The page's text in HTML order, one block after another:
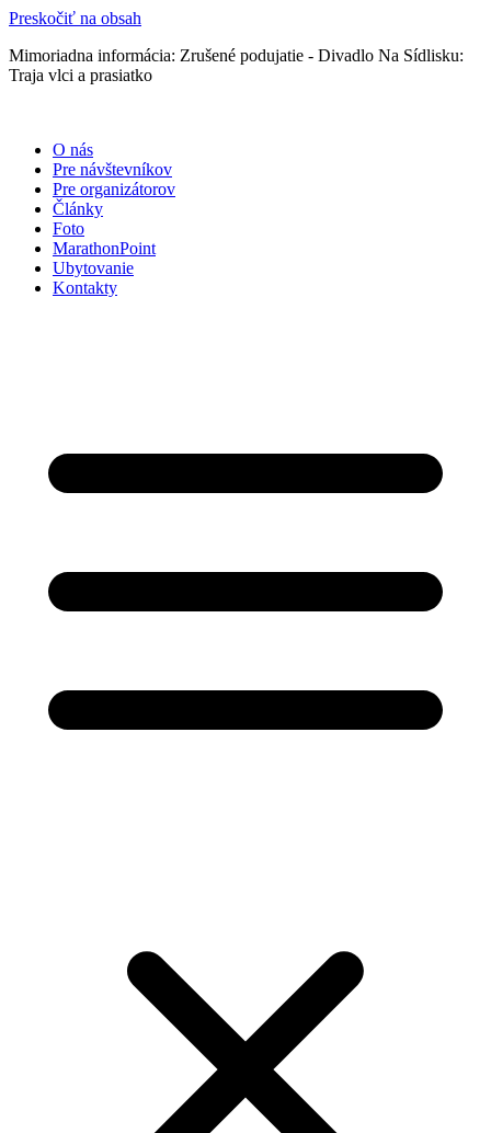
Preskočiť na obsah
Mimoriadna informácia: Zrušené podujatie - Divadlo Na Sídlisku:
Traja vlci a prasiatko
O nás
Pre návštevníkov
Pre organizátorov
Články
Foto
MarathonPoint
Ubytovanie
Kontakty